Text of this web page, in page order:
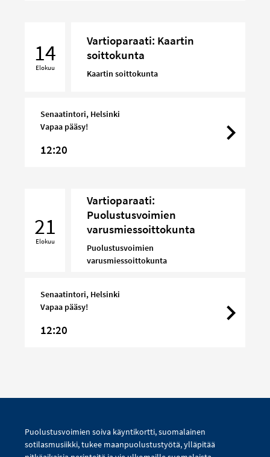
Kaartin
soittokunta
14
Elokuu
Vartioparaati: Kaartin
soittokunta
Kaartin soittokunta
Senaatintori, Helsinki
Vapaa pääsy!
12:20
Puolustusvoimien
varusmiessoittokunta
21
Elokuu
Vartioparaati:
Puolustusvoimien
varusmiessoittokunta
Puolustusvoimien
varusmiessoittokunta
Senaatintori, Helsinki
Vapaa pääsy!
12:20
Puolustusvoimien soiva käyntikortti, suomalainen
sotilasmusiikki, tukee maanpuolustustyötä, ylläpitää